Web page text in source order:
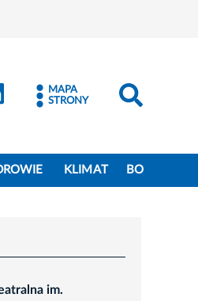
- Instagram
Kraków - LinkedIn
MAPA
STRONY
KLIMAT BO
im.